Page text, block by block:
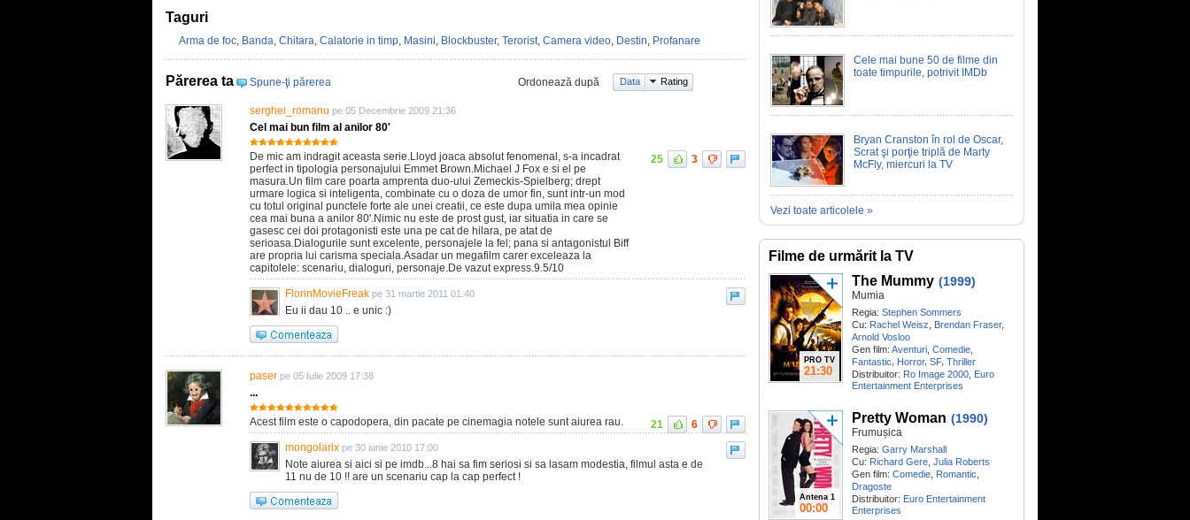
Taguri
Arma de foc, Banda, Chitara, Calatorie in timp, Masini, Blockbuster, Terorist, Camera video, Destin, Profanare
Părerea ta Spune-ţi părerea Ordonează după Data Rating
serghei_romanu pe 05 Decembrie 2009 21:36
Cel mai bun film al anilor 80'
De mic am indragit aceasta serie.Lloyd joaca absolut fenomenal, s-a incadrat
perfect in tipologia personajului Emmet Brown.Michael J Fox e si el pe
masura.Un film care poarta amprenta duo-ului Zemeckis-Spielberg; drept
urmare logica si inteligenta, combinate cu o doza de umor fin, sunt intr-un mod
cu totul original punctele forte ale unei creatii, ce este dupa umila mea opinie
cea mai buna a anilor 80'.Nimic nu este de prost gust, iar situatia in care se
gasesc cei doi protagonisti este una pe cat de hilara, pe atat de
serioasa.Dialogurile sunt excelente, personajele la fel; pana si antagonistul Biff
are propria lui carisma speciala.Asadar un megafilm carer exceleaza la
capitolele: scenariu, dialoguri, personaje.De vazut express.9.5/10
25 3
FlorinMovieFreak pe 31 martie 2011 01:40
Eu ii dau 10 .. e unic :)
paser pe 05 Iulie 2009 17:38
...
Acest film este o capodopera, din pacate pe cinemagia notele sunt aiurea rau. 21
6
mongolarix pe 30 iunie 2010 17:00
Note aiurea si aici si pe imdb...8 hai sa fim seriosi si sa lasam modestia, filmul asta e de
11 nu de 10 !! are un scenariu cap la cap perfect !
Cele mai bune 50 de filme din
toate timpurile, potrivit IMDb
Bryan Cranston în rol de Oscar,
Scrat şi porţie triplă de Marty
McFly, miercuri la TV
Vezi toate articolele »
Filme de urmărit la TV
PRO TV
21:30
The Mummy (1999)
Mumia
Regia: Stephen Sommers
Cu: Rachel Weisz Brendan Fraser,
Arnold Vosloo
Gen film: Aventuri Comedie
Fantastic, Horror, SF, Thriller
Distribuitor: Ro Image 2000 Euro
Entertainment Enterprises
Antena 1
00:00
Pretty Woman (1990)
Frumușica
Regia: Garry Marshall
Cu: Richard Gere Julia Roberts
Gen film: Comedie Romantic
Dragoste
Distribuitor: Euro Entertainment
Enterprises